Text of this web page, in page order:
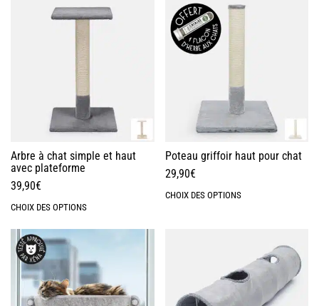
Arbre à chat simple et haut
avec plateforme
39,90€
CHOIX DES OPTIONS
Poteau griffoir haut pour chat
29,90€
CHOIX DES OPTIONS